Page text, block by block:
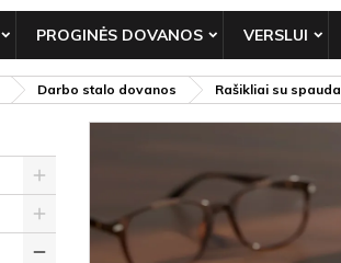
PROGINĖS DOVANOS VERSLUI
Darbo stalo dovanos Rašikliai su spauda